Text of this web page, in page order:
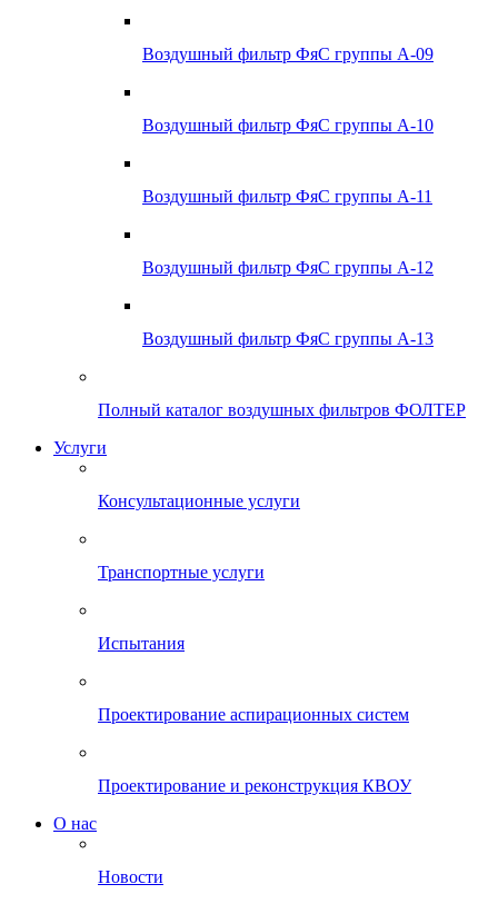
Воздушный фильтр ФяС группы А-09
Воздушный фильтр ФяС группы А-10
Воздушный фильтр ФяС группы А-11
Воздушный фильтр ФяС группы А-12
Воздушный фильтр ФяС группы А-13
Полный каталог воздушных фильтров ФОЛТЕР
Услуги
Консультационные услуги
Транспортные услуги
Испытания
Проектирование аспирационных систем
Проектирование и реконструкция КВОУ
О нас
Новости